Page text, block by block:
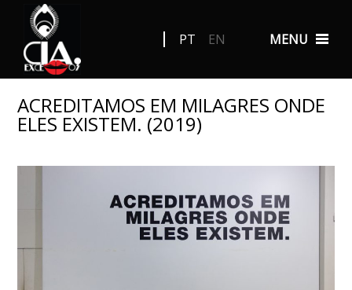
MENU
PT EN
ACREDITAMOS EM MILAGRES ONDE
ELES EXISTEM. (2019)